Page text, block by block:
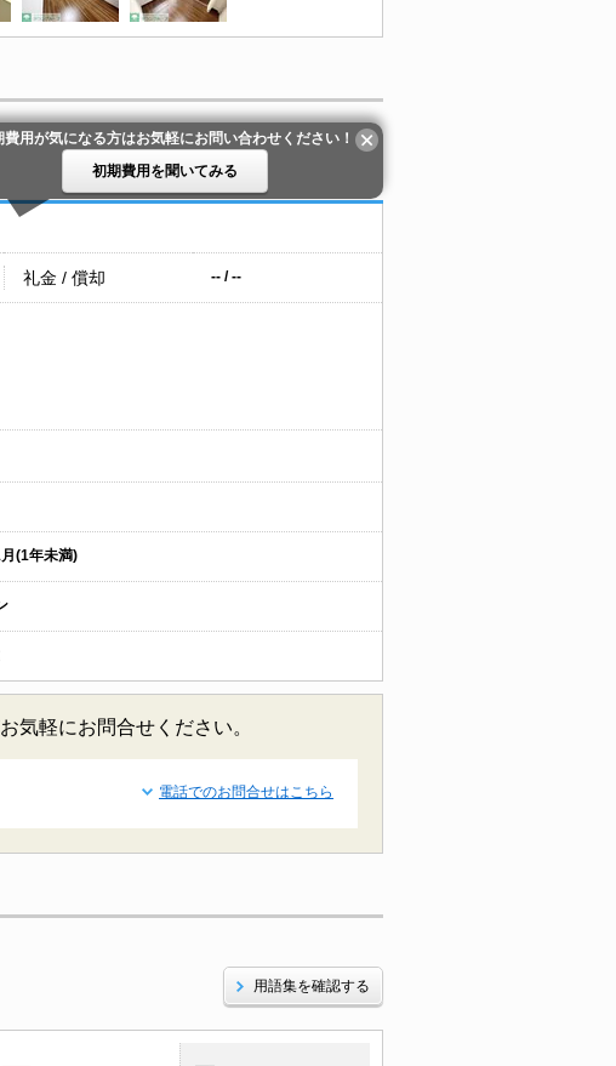
費用が気になる方はお気軽にお問い合わせください！
初期費用を聞いてみる
礼金 / 償却 -- / --
(1年未満)
気軽にお問合せください。
電話でのお問合せはこちら
用語集を確認する